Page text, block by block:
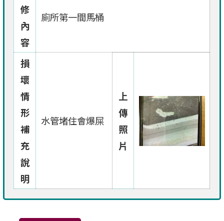
修
內
容
廁所第一間馬桶
損
壞
情
形
補
充
說
明
水管堵住會爆屎
上
傳
照
片